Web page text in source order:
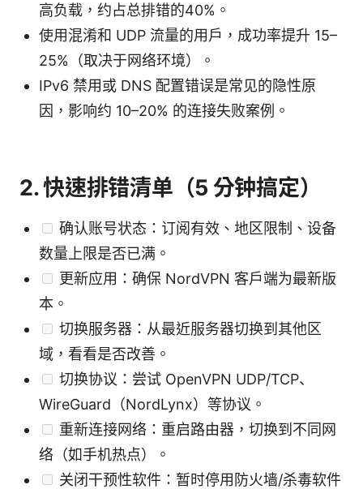
高负载，约占总排错的40%。
使用混淆和 UDP 流量的用户，成功率提升 15–
25%（取决于网络环境）。
IPv6 禁用或 DNS 配置错误是常见的隐性原
因，影响约 10–20% 的连接失败案例。
2. 快速排错清单（5 分钟搞定）
确认账号状态：订阅有效、地区限制、设备
数量上限是否已满。
更新应用：确保 NordVPN 客户端为最新版
本。
切换服务器：从最近服务器切换到其他区
域，看看是否改善。
切换协议：尝试 OpenVPN UDP/TCP、
WireGuard（NordLynx）等协议。
重新连接网络：重启路由器，切换到不同网
络（如手机热点）。
关闭干预性软件：暂时停用防火墙/杀毒软件